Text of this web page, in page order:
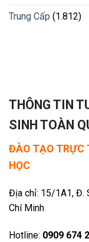
Trung Cấp (1.812)
THÔNG TIN
SINH TOÀN
ĐÀO TẠO TRỰC
HỌC
Địa chỉ: 15/1A1, Đ.
Chí Minh
Hotline: 0909 674